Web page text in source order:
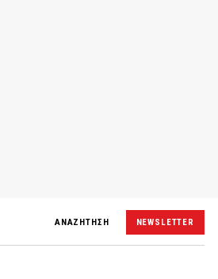
ΑΝΑΖΗΤΗΣΗ NEWSLETTER